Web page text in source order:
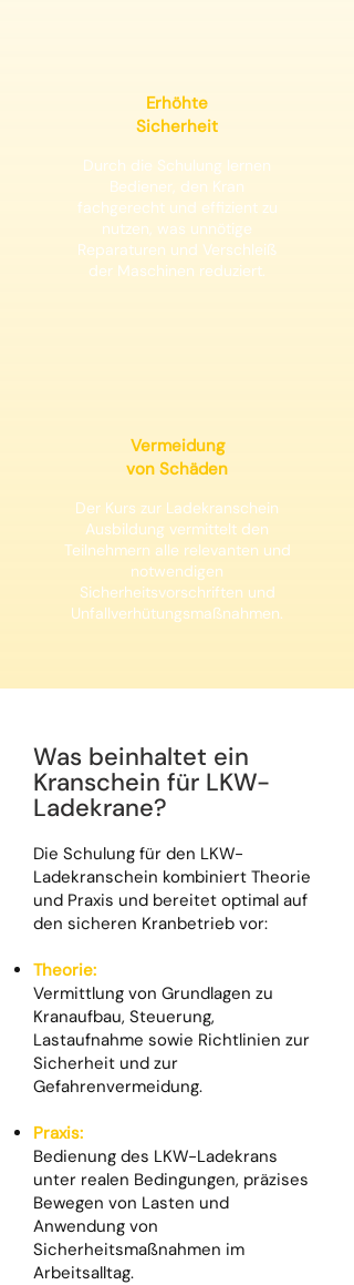
Erhöhte
Sicherheit
Durch die Schulung lernen
Bediener, den Kran
fachgerecht und effizient zu
nutzen, was unnötige
Reparaturen und Verschleiß
der Maschinen reduziert.
Vermeidung
von Schäden
Der Kurs zur Ladekranschein
Ausbildung vermittelt den
Teilnehmern alle relevanten und
notwendigen
Sicherheitsvorschriften und
Unfallverhütungsmaßnahmen.
Was beinhaltet ein
Kranschein für LKW-
Ladekrane?
Die Schulung für den LKW-
Ladekranschein kombiniert Theorie
und Praxis und bereitet optimal auf
den sicheren Kranbetrieb vor:
Theorie:
Vermittlung von Grundlagen zu
Kranaufbau, Steuerung,
Lastaufnahme sowie Richtlinien zur
Sicherheit und zur
Gefahrenvermeidung.
Praxis:
Bedienung des LKW-Ladekrans
unter realen Bedingungen, präzises
Bewegen von Lasten und
Anwendung von
Sicherheitsmaßnahmen im
Arbeitsalltag.